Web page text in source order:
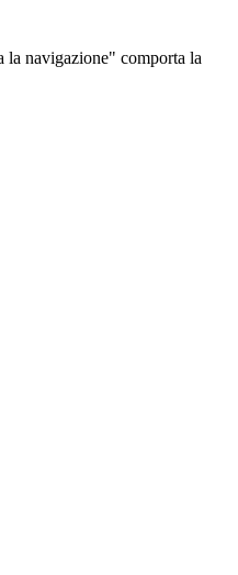
la navigazione" comporta la